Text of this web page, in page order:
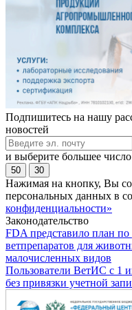
Подпишитесь на нашу
новостей
и выберите большее число
50 30
Нажимая на кнопку, Вы
персональных данных в
конфиденциальности»
Законодательство
FDA представило план
ветпрепаратов для
малочисленных видов
Пользователи ВетИС с 1
без привязки учетной